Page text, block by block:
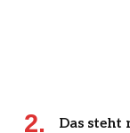
Das steht